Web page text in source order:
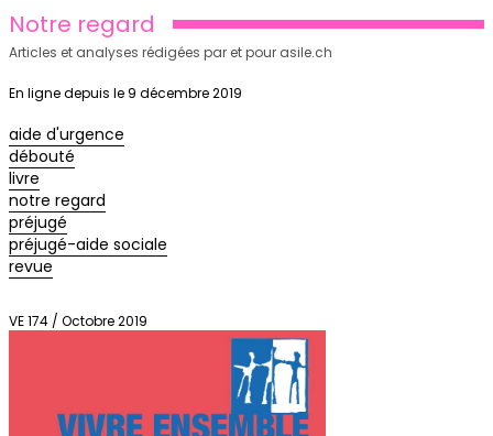
Notre regard
Articles et analyses rédigées par et pour asile.ch
En ligne depuis le 9 décembre 2019
aide d'urgence
débouté
livre
notre regard
préjugé
préjugé-aide sociale
revue
VE 174 / Octobre 2019